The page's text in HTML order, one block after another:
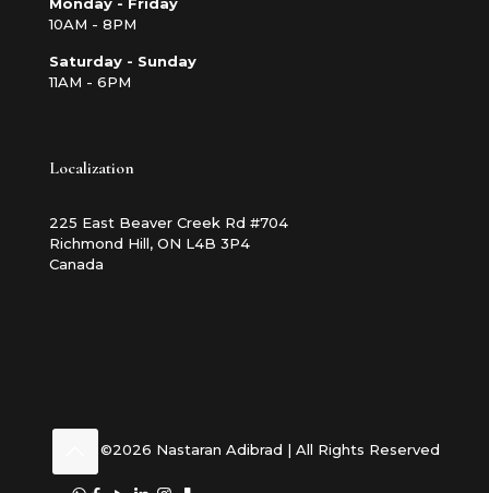
10AM - 8PM
Saturday - Sunday
11AM - 6PM
Localization
225 East Beaver Creek Rd #704
Richmond Hill, ON L4B 3P4
Canada
©2026 Nastaran Adibrad | All Rights Reserved